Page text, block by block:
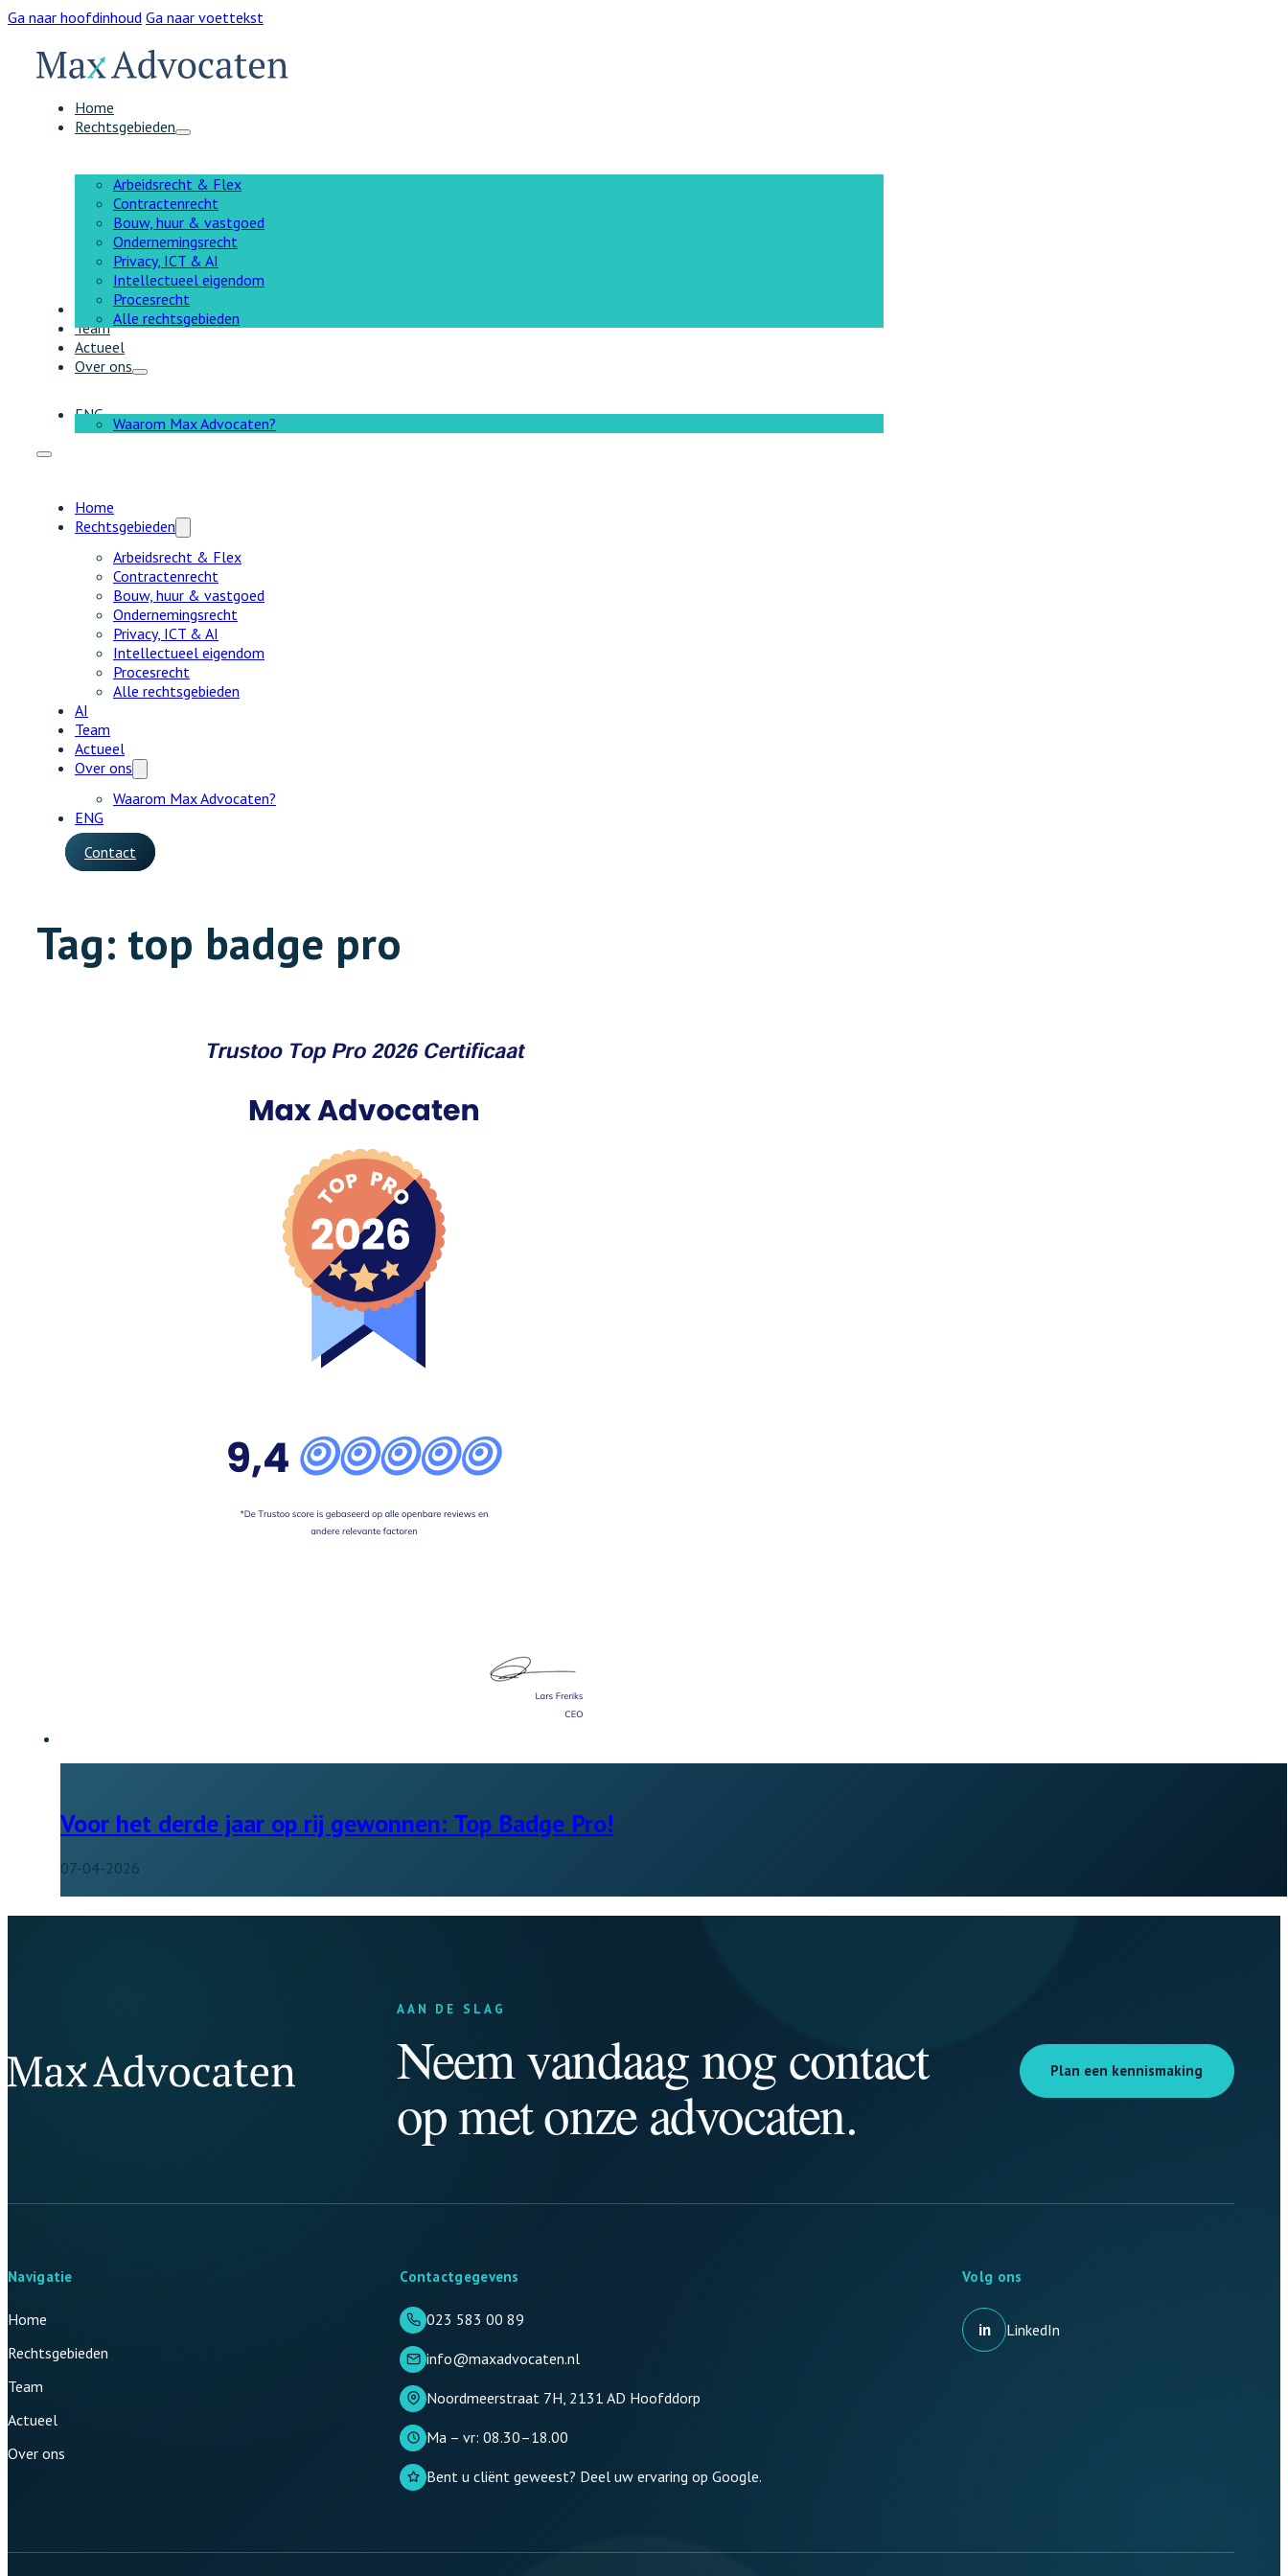
Ga naar hoofdinhoud Ga naar voettekst
Home
Rechtsgebieden
Arbeidsrecht & Flex
Contractenrecht
Bouw, huur & vastgoed
Ondernemingsrecht
Privacy, ICT & AI
Intellectueel eigendom
Procesrecht
Alle rechtsgebieden
Team
Actueel
Over ons
Waarom Max Advocaten?
ENG
Home
Rechtsgebieden
Arbeidsrecht & Flex
Contractenrecht
Bouw, huur & vastgoed
Ondernemingsrecht
Privacy, ICT & AI
Intellectueel eigendom
Procesrecht
Alle rechtsgebieden
AI
Team
Actueel
Over ons
Waarom Max Advocaten?
ENG
Contact
Tag: top badge pro
Voor het derde jaar op rij gewonnen: Top Badge Pro!
07-04-2026
AAN DE SLAG
Neem vandaag nog contact
op met onze advocaten.
Plan een kennismaking
Navigatie
Home
Rechtsgebieden
Team
Actueel
Over ons
Contactgegevens
023 583 00 89
info@maxadvocaten.nl
Noordmeerstraat 7H, 2131 AD Hoofddorp
Ma – vr: 08.30–18.00
Bent u cliënt geweest? Deel uw ervaring op Google.
Volg ons
in LinkedIn